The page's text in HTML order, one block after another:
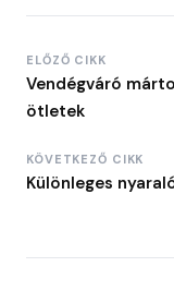
ELŐZŐ CIKK
Vendégváró
ötletek
KÖVETKEZŐ CIKK
Különleges